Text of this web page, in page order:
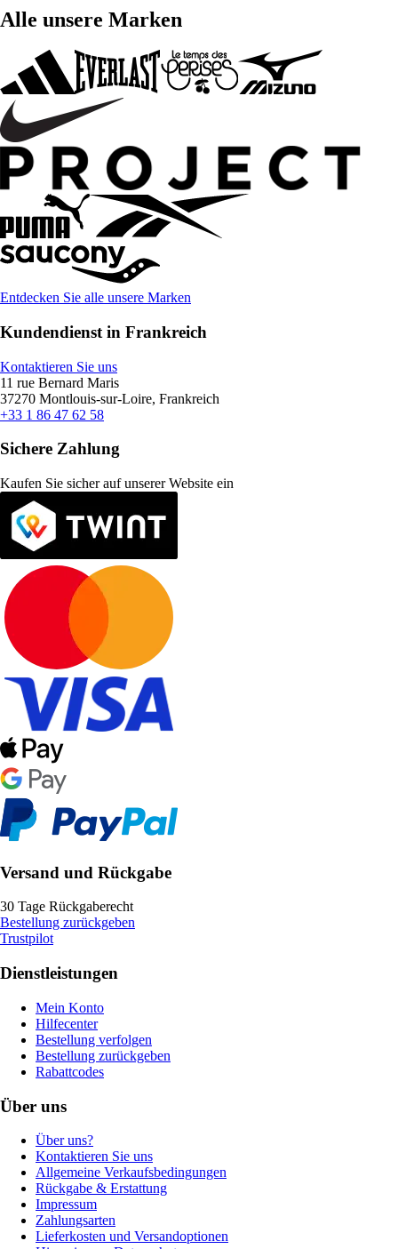
Alle unsere Marken
Entdecken Sie alle unsere Marken
Kundendienst in Frankreich
Kontaktieren Sie uns
11 rue Bernard Maris
37270 Montlouis-sur-Loire, Frankreich
+33 1 86 47 62 58
Sichere Zahlung
Kaufen Sie sicher auf unserer Website ein
Versand und Rückgabe
30 Tage Rückgaberecht
Bestellung zurückgeben
Trustpilot
Dienstleistungen
Mein Konto
Hilfecenter
Bestellung verfolgen
Bestellung zurückgeben
Rabattcodes
Über uns
Über uns?
Kontaktieren Sie uns
Allgemeine Verkaufsbedingungen
Rückgabe & Erstattung
Impressum
Zahlungsarten
Lieferkosten und Versandoptionen